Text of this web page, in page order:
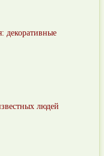
декоративные
людей